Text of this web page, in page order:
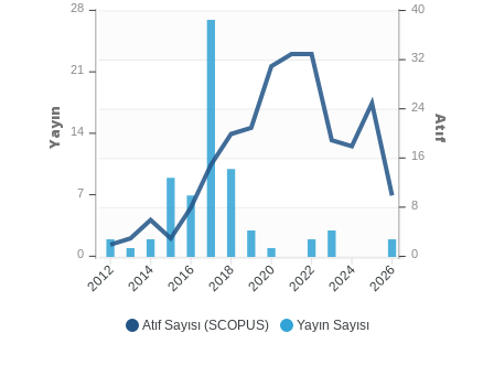
Atıf Sayısı (SCOPUS) Yayın Sayısı
2012 2014 2016 2018 2020 2022 2024 2026
40
32
24
16
8
0
Atıf
28
21
14
7
0
Yayın